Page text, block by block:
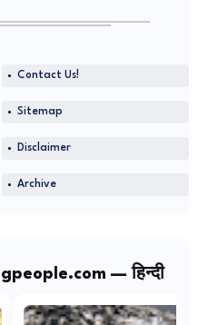
Contact Us!
Sitemap
Disclaimer
Archive
— हिन्दी